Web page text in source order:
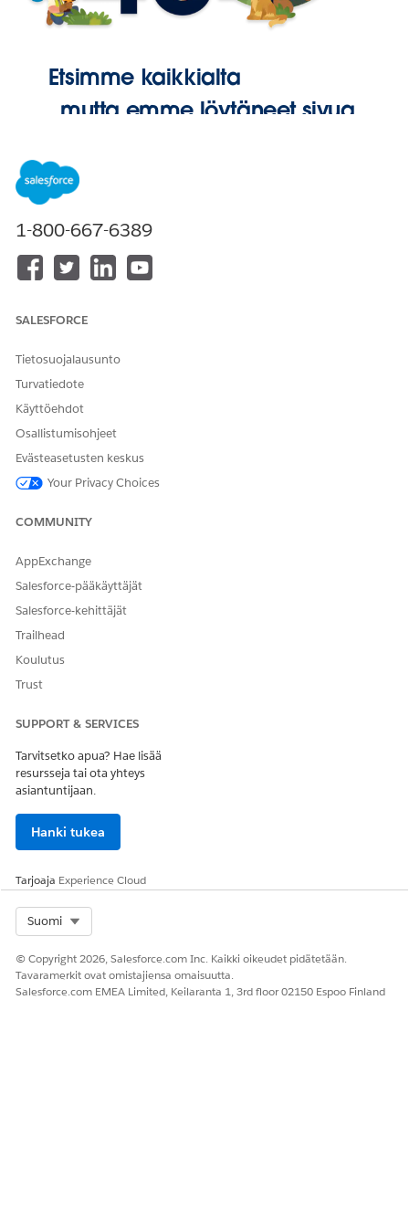
Etsimme kaikkialta
, mutta emme löytäneet sivua.
1-800-667-6389
SALESFORCE
Tietosuojalausunto
Turvatiedote
Käyttöehdot
Osallistumisohjeet
Evästeasetusten keskus
Your Privacy Choices
COMMUNITY
AppExchange
Salesforce-pääkäyttäjät
Salesforce-kehittäjät
Trailhead
Koulutus
Trust
SUPPORT & SERVICES
Tarvitsetko apua? Hae lisää
resursseja tai ota yhteys
asiantuntijaan.
Hanki tukea
Tarjoaja Experience Cloud
Suomi
© Copyright 2026, Salesforce.com Inc. Kaikki oikeudet pidätetään.
Tavaramerkit ovat omistajiensa omaisuutta.
Salesforce.com EMEA Limited, Keilaranta 1, 3rd floor 02150 Espoo Finland